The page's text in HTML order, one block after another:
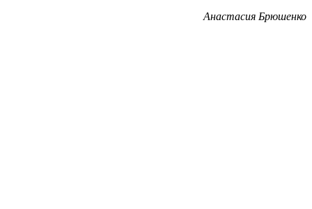
Анастасия Брюшенко